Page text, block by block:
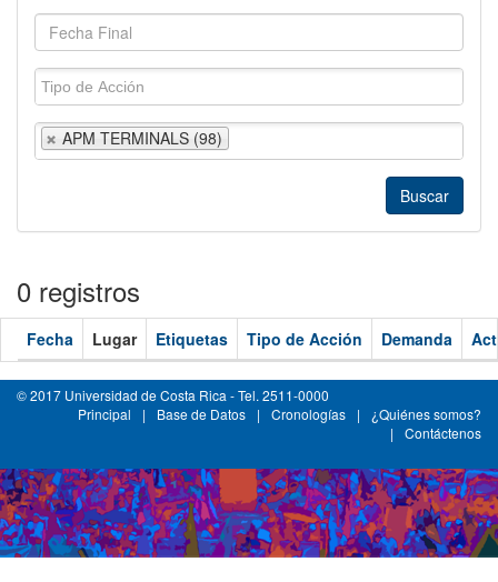
APM TERMINALS (98)
0 registros
Fecha Lugar Etiquetas Tipo de Acción Demanda
© 2017 Universidad de Costa Rica - Tel. 2511-0000
Principal
| Base de Datos | Cronologías |
¿Quiénes somos?
|
Contáctenos